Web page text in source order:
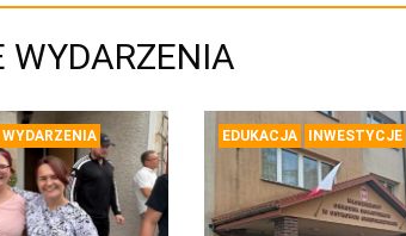
WYDARZENIA
WYDARZENIA EDUKACJA INWESTYCJE